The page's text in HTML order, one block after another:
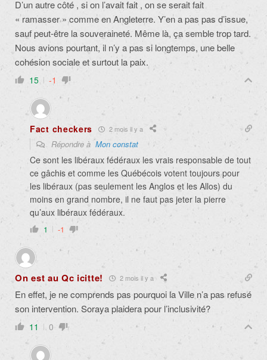
D’un autre côté , si on l’avait fait , on se serait fait
« ramasser » comme en Angleterre. Y’en a pas pas d’issue,
sauf peut-être la souveraineté. Même là, ça semble trop tard.
Nous avions pourtant, il n’y a pas si longtemps, une belle
cohésion sociale et surtout la paix.
15 -1
Fact checkers 2 mois il y a
Répondre à Mon constat
Ce sont les libéraux fédéraux les vrais responsable de tout
ce gâchis et comme les Québécois votent toujours pour
les libéraux (pas seulement les Anglos et les Allos) du
moins en grand nombre, il ne faut pas jeter la pierre
qu’aux libéraux fédéraux.
1 -1
On est au Qc icitte! 2 mois il y a
En effet, je ne comprends pas pourquoi la Ville n’a pas refusé
son intervention. Soraya plaidera pour l’inclusivité?
11 0